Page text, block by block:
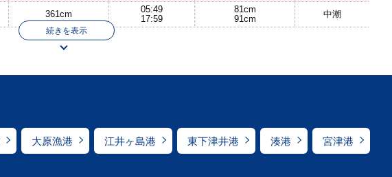
361cm
05:49
17:59
81cm
91cm
中潮
続きを表示
大原漁港 江井ヶ島港 東下津井港 湊港 宮津港